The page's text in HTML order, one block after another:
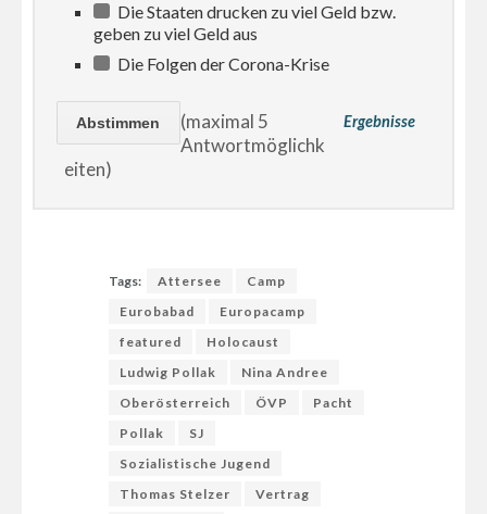
Die Staaten drucken zu viel Geld bzw.
geben zu viel Geld aus
Die Folgen der Corona-Krise
Ergebnisse
(maximal 5
Antwortmöglichk
eiten)
Tags: Attersee
Camp
Eurobabad
Europacamp
featured
Holocaust
Ludwig Pollak
Nina Andree
Oberösterreich
ÖVP
Pacht
Pollak
SJ
Sozialistische Jugend
Thomas Stelzer
Vertrag